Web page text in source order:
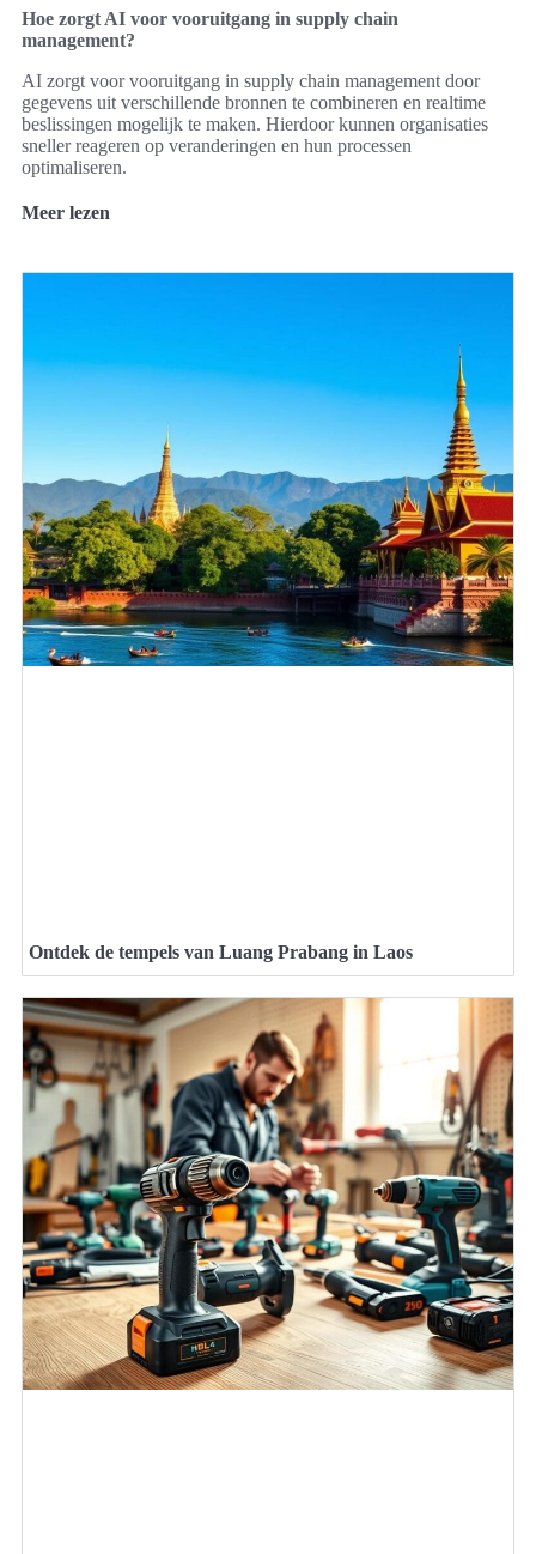
Hoe zorgt AI voor vooruitgang in supply chain
management?
AI zorgt voor vooruitgang in supply chain management door
gegevens uit verschillende bronnen te combineren en realtime
beslissingen mogelijk te maken. Hierdoor kunnen organisaties
sneller reageren op veranderingen en hun processen
optimaliseren.
Meer lezen
Ontdek de tempels van Luang Prabang in Laos